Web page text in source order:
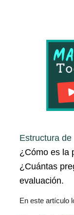
Estructura
¿Cómo es la
¿Cuántas
evaluación.
En este artículo